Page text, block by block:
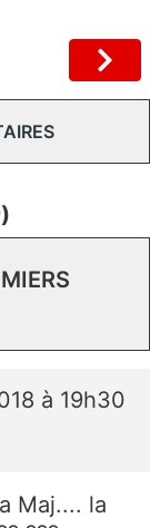
à 19h30
Maj.... la